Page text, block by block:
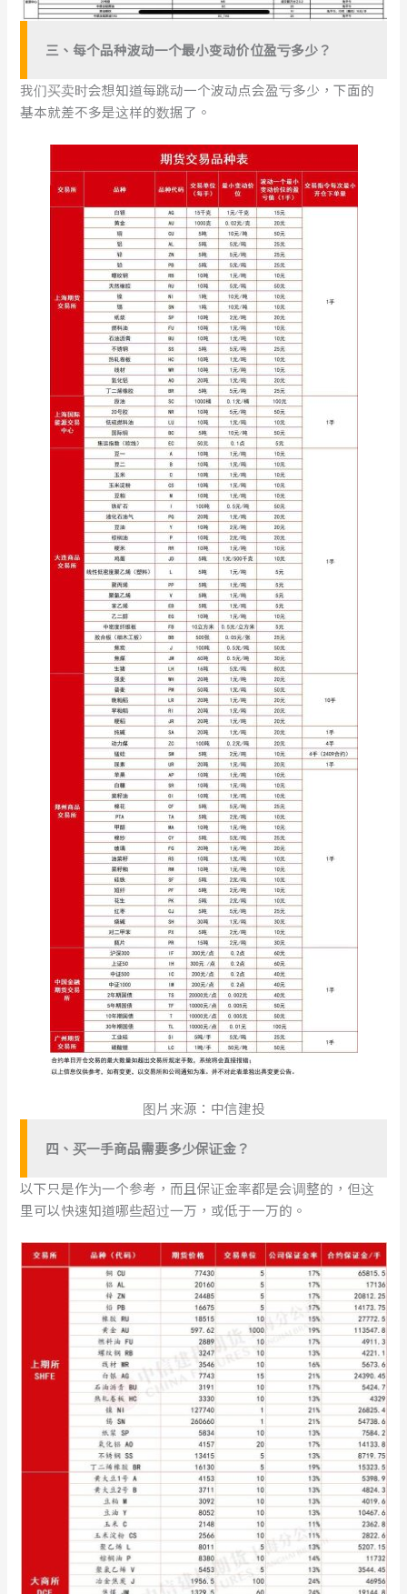
三 、 每个品种波动一个最小变动价位盈亏多少？
我们买卖时会想知道每跳动一个波动点会盈亏多少，下面的
基本就差不多是这样的数据了。
图片来源：中信建投
四 、买一手商品需要多少保证金？
以下只是作为一个参考，而且保证金率都是会调整的，但这
里可以快速知道哪些超过一万，或低于一万的。